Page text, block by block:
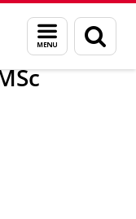
Menu
en
zoeken
MSc